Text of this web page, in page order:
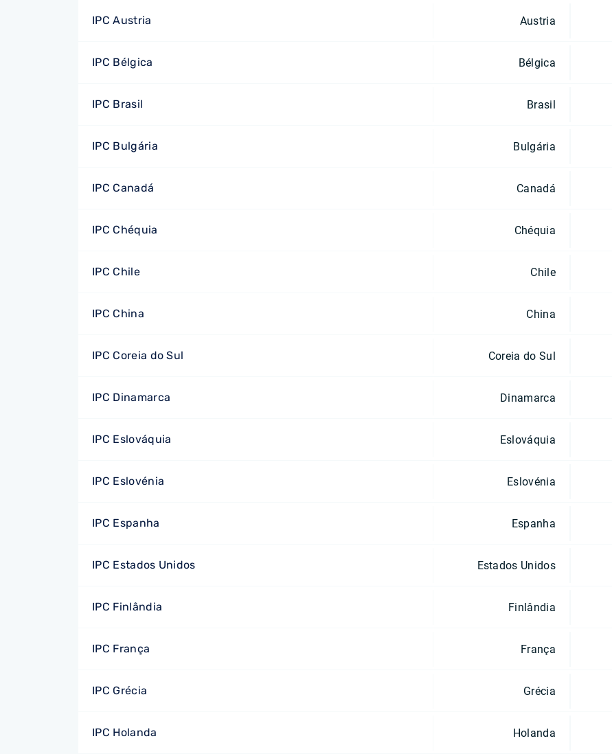
IPC Austria Austria
IPC Bélgica Bélgica
IPC Brasil Brasil
IPC Bulgária Bulgária
IPC Canadá Canadá
IPC Chéquia Chéquia
IPC Chile Chile
IPC China China
IPC Coreia do Sul Coreia do Sul
IPC Dinamarca Dinamarca
IPC Eslováquia Eslováquia
IPC Eslovénia Eslovénia
IPC Espanha Espanha
IPC Estados Unidos Estados Unidos
IPC Finlândia Finlândia
IPC França França
IPC Grécia Grécia
IPC Holanda Holanda